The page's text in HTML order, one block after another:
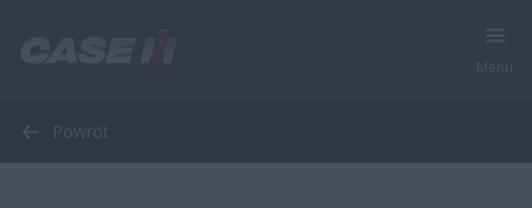
Powrót